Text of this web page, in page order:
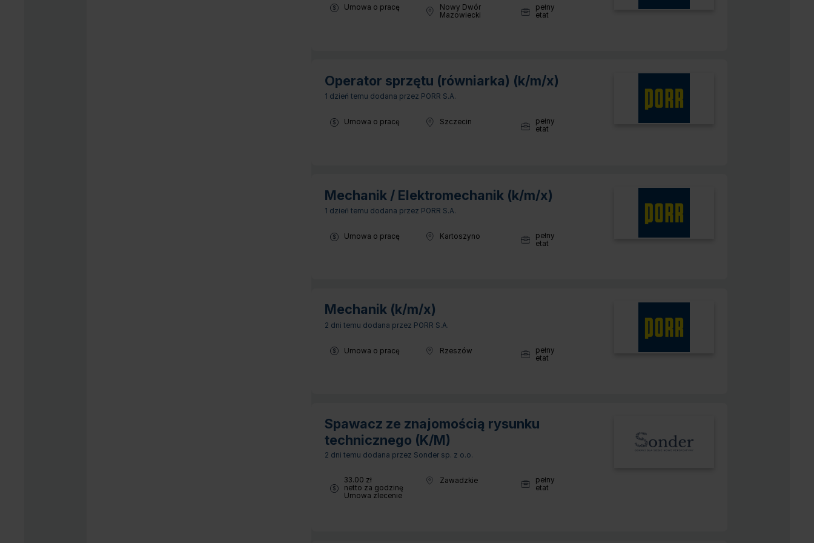
Typ umowy:
Umowa o pracę
Lokalizacja:
Nowy Dwór
Mazowiecki
Wymiar pracy:
pełny
etat
Operator sprzętu (równiarka) (k/m/x)
1 dzień temu dodana przez PORR S.A.
Typ umowy:
Umowa o pracę Lokalizacja:
Szczecin
Wymiar pracy:
pełny
etat
Mechanik / Elektromechanik (k/m/x)
1 dzień temu dodana przez PORR S.A.
Typ umowy:
Umowa o pracę Lokalizacja:
Kartoszyno
Wymiar pracy:
pełny
etat
Mechanik (k/m/x)
2 dni temu dodana przez PORR S.A.
Typ umowy:
Umowa o pracę Lokalizacja:
Rzeszów
Wymiar pracy:
pełny
etat
Spawacz ze znajomością rysunku
technicznego (K/M)
2 dni temu dodana przez Sonder sp. z o.o.
Wynagrodzenie:
33.00 zł
netto za godzinę
Typ umowy:
Umowa zlecenie
Lokalizacja:
Zawadzkie
Wymiar pracy:
pełny
etat